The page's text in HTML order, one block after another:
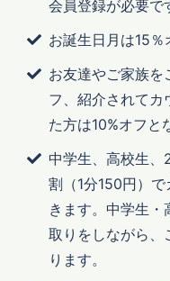
会員登録が必要で
お誕生日月は15％
お友達やご家族
フ、紹介されてカ
た方は10%オフと
中学生、高校生、
割（1分150円）
きます。中学生・
取りをしながら、
ります。